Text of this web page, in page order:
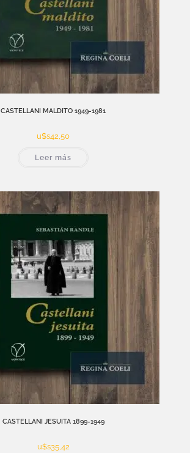
CASTELLANI MALDITO 1949-1981
u$s42,50
Leer más
CASTELLANI JESUITA 1899-1949
u$s35,42